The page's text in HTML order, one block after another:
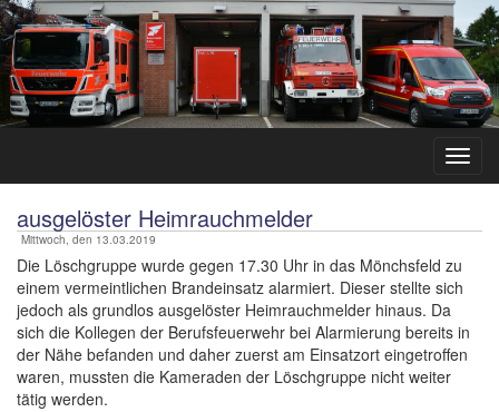
ausgelöster Heimrauchmelder
Mittwoch, den 13.03.2019
Die Löschgruppe wurde gegen 17.30 Uhr in das Mönchsfeld zu
einem vermeintlichen Brandeinsatz alarmiert. Dieser stellte sich
jedoch als grundlos ausgelöster Heimrauchmelder hinaus. Da
sich die Kollegen der Berufsfeuerwehr bei Alarmierung bereits in
der Nähe befanden und daher zuerst am Einsatzort eingetroffen
waren, mussten die Kameraden der Löschgruppe nicht weiter
tätig werden.